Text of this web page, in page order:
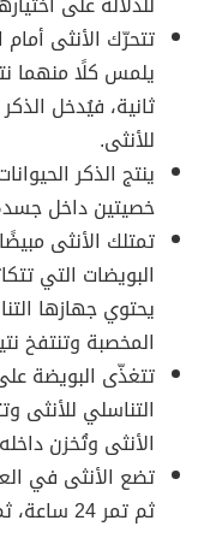
تتحرّك الأنثى
يلمس كلًا منهما
ثانية، فيُدخل
للأنثى.
ينتج الذكر
خصيتين داخل
تمتلك الأنثى
البويضات التي
يحتوي جهازها
المخصبة وتنتفخ
تتغذّى البويضة
التناسلي للأنثى
الأنثى وتُخزن
تضع الأنثى في
ثم تمر 24 ساعة، ثم تضع البيضة الثانية.